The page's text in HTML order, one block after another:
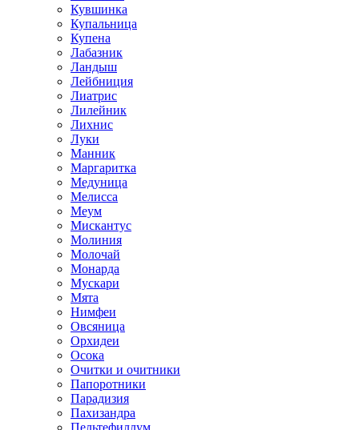
Кувшинка
Купальница
Купена
Лабазник
Ландыш
Лейбниция
Лиатрис
Лилейник
Лихнис
Луки
Манник
Маргаритка
Медуница
Мелисса
Меум
Мискантус
Молиния
Молочай
Монарда
Мускари
Мята
Нимфеи
Овсяница
Орхидеи
Осока
Очитки и очитники
Папоротники
Парадизия
Пахизандра
Пельтефиллум